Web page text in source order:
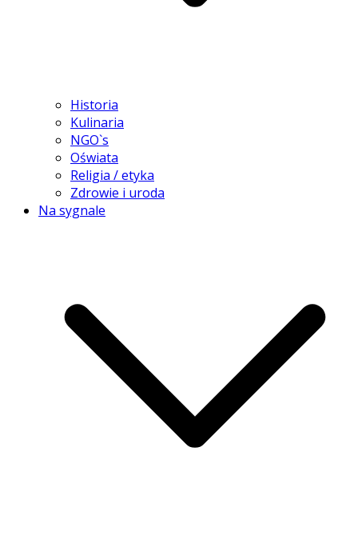
Historia
Kulinaria
NGO`s
Oświata
Religia / etyka
Zdrowie i uroda
Na sygnale